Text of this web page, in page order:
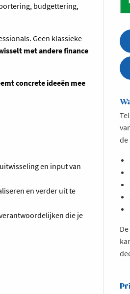
budgettering,
Geen klassieke
met andere finance
concrete ideeën mee
en input van
en verder uit te
die je
de